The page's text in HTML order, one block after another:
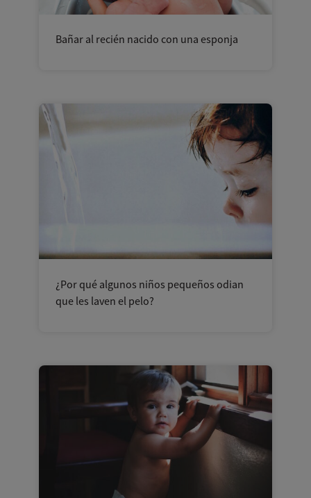
Bañar al recién nacido con una esponja
¿Por qué algunos niños pequeños odian
que les laven el pelo?